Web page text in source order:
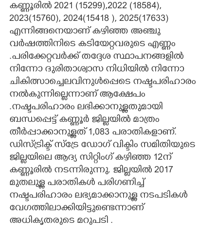
കണ്ണൂരിൽ 2021 (15299),2022 (18584),
2023(15760), 2024(15418 ), 2025(17633)
എന്നിങ്ങനെയാണ്കഴിഞ്ഞ അഞ്ചു
വർഷത്തിനിടെ കടിയേറ്റവരുടെ എണ്ണം
.പരിക്കേറ്റവർക്ക് തദ്ദേശ സ്ഥാപനങ്ങളിൽ
നിന്നോ ദുരിതാശ്വാസ നിധിയിൽ നിന്നോ
ചികിത്സാച്ചെലവിനുൾപ്പെടെ നഷ്ടപരിഹാരം
നൽകുന്നില്ലെന്നാണ് ആക്ഷേപം
.നഷ്ടപരിഹാരം ലഭിക്കാനുള്ളതുമായി
ബന്ധപ്പെട്ട് കണ്ണൂർ ജില്ലയിൽ മാത്രം
തീർപ്പാക്കാനുള്ളത് 1,083 പരാതികളാണ്.
ഡിസ്ട്രിക്ട് സ്ട്രേ ഡോഗ് വിക്ടിം സമിതിയുടെ
ജില്ലയിലെ ആദ്യ സിറ്റിംഗ് കഴിഞ്ഞ 12ന്
കണ്ണൂരിൽ നടന്നിരുന്നു. ജില്ലയിൽ 2017
മുതലുള്ള പരാതികൾ പരിഗണിച്ച്
നഷ്ടപരിഹാരം ലഭ്യമാക്കാനുള്ള നടപടികൾ
വേഗത്തിലാക്കിയിട്ടുണ്ടെന്നാണ്
അധികൃതരുടെ മറുപടി .